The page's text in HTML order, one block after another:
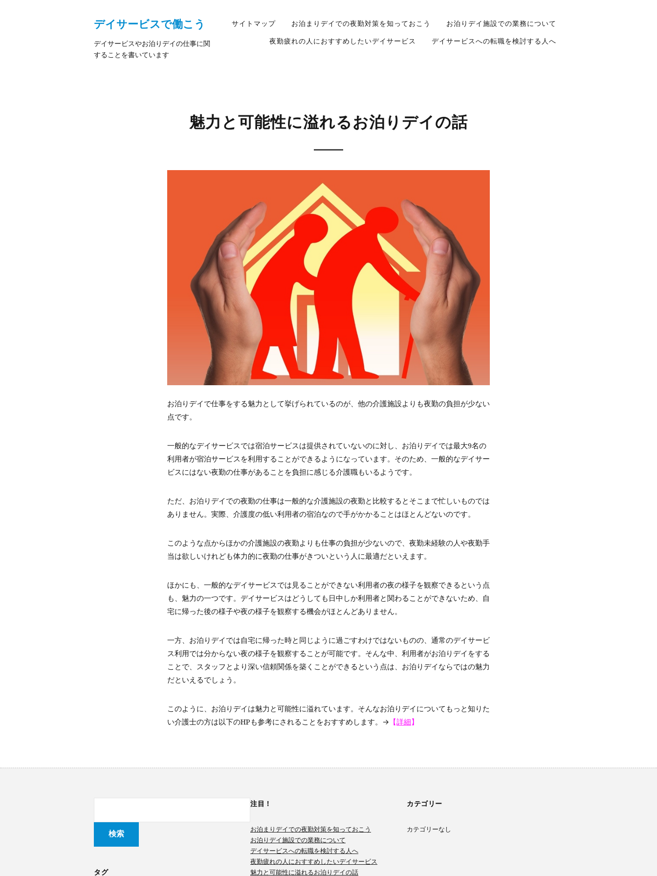
デイサービスで働こう
デイサービスやお泊りデイの仕事に関
することを書いています
サイトマップ お泊まりデイでの夜勤対策を知っておこう
お泊りデイ施設での業務について
夜勤疲れの人におすすめしたいデイサービス
デイサービスへの転職を検討する人へ
魅力と可能性に溢れるお泊りデイの話
お泊りデイで仕事をする魅力として挙げられているのが、他の介護施設よりも夜勤の負担が少ない
点です。
一般的なデイサービスでは宿泊サービスは提供されていないのに対し、お泊りデイでは最大9名の
利用者が宿泊サービスを利用することができるようになっています。そのため、一般的なデイサー
ビスにはない夜勤の仕事があることを負担に感じる介護職もいるようです。
ただ、お泊りデイでの夜勤の仕事は一般的な介護施設の夜勤と比較するとそこまで忙しいものでは
ありません。実際、介護度の低い利用者の宿泊なので手がかかることはほとんどないのです。
このような点からほかの介護施設の夜勤よりも仕事の負担が少ないので、夜勤未経験の人や夜勤手
当は欲しいけれども体力的に夜勤の仕事がきついという人に最適だといえます。
ほかにも、一般的なデイサービスでは見ることができない利用者の夜の様子を観察できるという点
も、魅力の一つです。デイサービスはどうしても日中しか利用者と関わることができないため、自
宅に帰った後の様子や夜の様子を観察する機会がほとんどありません。
一方、お泊りデイでは自宅に帰った時と同じように過ごすわけではないものの、通常のデイサービ
ス利用では分からない夜の様子を観察することが可能です。そんな中、利用者がお泊りデイをする
ことで、スタッフとより深い信頼関係を築くことができるという点は、お泊りデイならではの魅力
だといえるでしょう。
このように、お泊りデイは魅力と可能性に溢れています。そんなお泊りデイについてもっと知りた
い介護士の方は以下のHPも参考にされることをおすすめします。→ 【詳細】
タグ
注目！
お泊まりデイでの夜勤対策を知っておこう
お泊りデイ施設での業務について
デイサービスへの転職を検討する人へ
夜勤疲れの人におすすめしたいデイサービス
魅力と可能性に溢れるお泊りデイの話
カテゴリー
カテゴリーなし